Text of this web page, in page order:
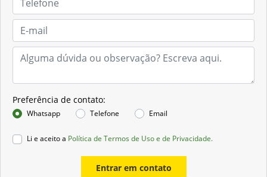
Preferência de contato:
Whatsapp Telefone Email
Li e aceito a Política de Termos de Uso e de Privacidade.
Entrar em contato